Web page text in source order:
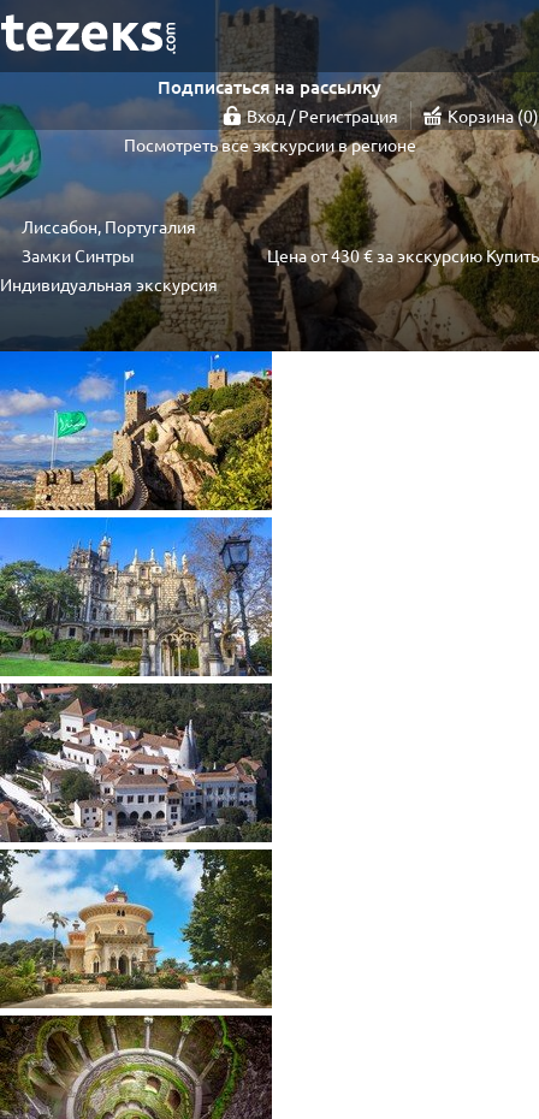
Подписаться на рассылку
Вход / Регистрация Корзина 0
Посмотреть все экскурсии в регионе
Лиссабон, Португалия
Замки Синтры
Индивидуальная экскурсия
Цена от430 €за экскурсиюКупить